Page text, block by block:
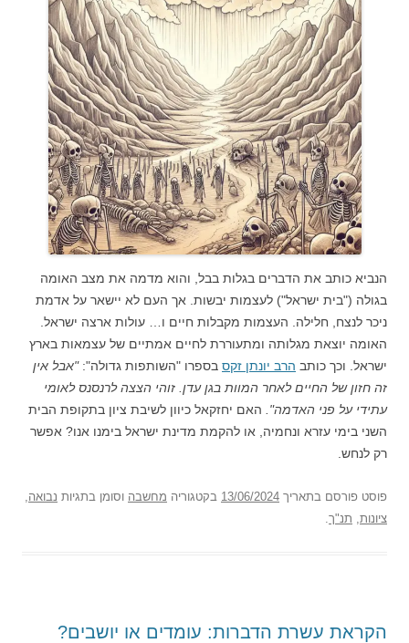
הנביא כותב את הדברים בגלות בבל, והוא מדמה את מצב האומה
בגולה ("בית ישראל") לעצמות יבשות. אך העם לא יישאר על אדמת
ניכר לנצח, חלילה. העצמות מקבלות חיים ו… עולות ארצה ישראל.
האומה יוצאת מגלותה ומתעוררת לחיים אמתיים של עצמאות בארץ
ישראל. וכך כותב הרב יונתן זקס בספרו "השותפות גדולה":"אבל אין
זה חזון של החיים לאחר המוות בגן עדן. זוהי הצצה לרנסנס לאומי
עתידי על פני האדמה". האם יחזקאל כיוון לשיבת ציון בתקופת הבית
השני בימי עזרא ונחמיה, או להקמת מדינת ישראל בימנו אנו? אפשר
רק לנחש.
פוסט פורסם בתאריך 13/06/2024 בקטגוריה מחשבה וסומן בתגיות נבואה
ציונות תנ"ך
הקראת עשרת הדברות: עומדים או יושבים?